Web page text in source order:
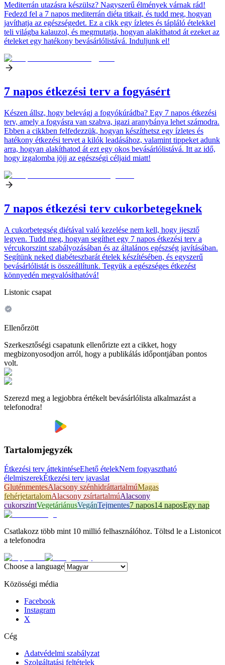
Mediterrán utazásra készülsz? Nagyszerű élmények várnak rád!
Fedezd fel a 7 napos mediterrán diéta titkait, és tudd meg, hogyan
javíthatja az egészségedet. Ez a cikk egy ízletes és tápláló ételekkel
teli világba kalauzol, és megmutatja, hogyan alakíthatod át ezeket az
ételeket egy hatékony bevásárlólistává. Induljunk el!
7 napos étkezési terv a fogyásért
Készen állsz, hogy belevágj a fogyókúrádba? Egy 7 napos étkezési
terv, amely a fogyásra van szabva, igazi aranybánya lehet számodra.
Ebben a cikkben felfedezzük, hogyan készíthetsz egy ízletes és
hatékony étkezési tervet a kilók leadásához, valamint tippeket adunk
arra, hogyan alakíthatod át ezt egy okos bevásárlólistává. Itt az idő,
hogy izgalomba jöjj az egészségi céljaid miatt!
7 napos étkezési terv cukorbetegeknek
A cukorbetegség diétával való kezelése nem kell, hogy ijesztő
legyen. Tudd meg, hogyan segíthet egy 7 napos étkezési terv a
vércukorszint szabályozásában és az általános egészség javításában.
Segítünk neked diabéteszbarát ételek készítésében, és egyszerű
bevásárlólistát is összeállítunk. Tegyük a egészséges étkezést
könnyedén megvalósíthatóvá!
Listonic csapat
Ellenőrzött
Szerkesztőségi csapatunk ellenőrizte ezt a cikket, hogy
megbizonyosodjon arról, hogy a publikálás időpontjában pontos
volt.
Szerezd meg a legjobbra értékelt bevásárlólista alkalmazást a
telefonodra!
Tartalomjegyzék
Étkezési terv áttekintéseEhető ételekNem fogyasztható
élelmiszerekÉtkezési terv javaslat
GluténmentesAlacsony szénhidráttartalmúMagas
fehérjetartalomAlacsony zsírtartalmúAlacsony
cukorszintVegetáriánusVegánTejmentes7 napos14 naposEgy nap
Csatlakozz több mint 10 millió felhasználóhoz. Töltsd le a Listonicot
a telefonodra
Choose a language
Közösségi média
Facebook
Instagram
X
Cég
Adatvédelmi szabályzat
Szolgáltatási feltételek